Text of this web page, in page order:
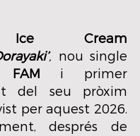
Ice Cream
, nou single
i primer
del seu pròxim
per aquest 2026.